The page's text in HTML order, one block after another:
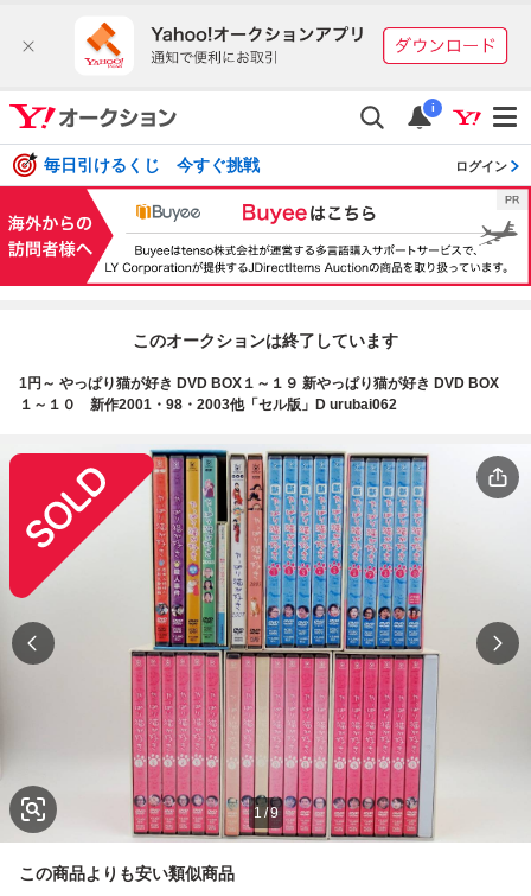
i
毎日引けるくじ 今すぐ挑戦 ログイン
このオークションは終了しています
1円～ やっぱり猫が好き DVD BOX１～１９ 新やっぱり猫が好き DVD BOX
１～１０ 新作2001・98・2003他「セル版」D urubai062
1 /9
この商品よりも安い類似商品